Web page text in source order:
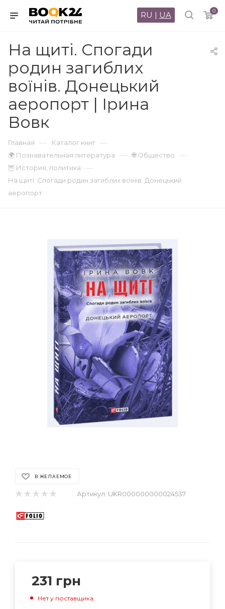
0
RU | UA
На щиті. Спогади
родин загиблих
воїнів. Донецький
аеропорт | Ірина
Вовк
Главная — Каталог книг —
🌍 Познавательная литература — 🌐 Общество —
🦉 История, политика —
На щиті. Спогади родин загиблих воїнів. Донецький
аеропорт
В ЖЕЛАЕМОЕ
Артикул: UKR000000000024537
231 грн
Нет у поставщика